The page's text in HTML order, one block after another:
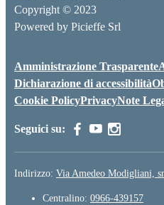
Copyright © 2023
Powered by Picieffe Srl
Amministrazione Trasparente
Dichiarazione di accessibilità
Cookie PolicyPrivacyNote
Seguici su:
Indirizzo: Via Amedeo Modigliani,
Centralino: 0966-439157